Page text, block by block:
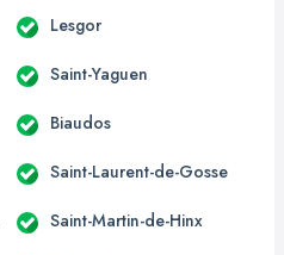
Lesgor
Saint-Yaguen
Biaudos
Saint-Laurent-de-Gosse
Saint-Martin-de-Hinx